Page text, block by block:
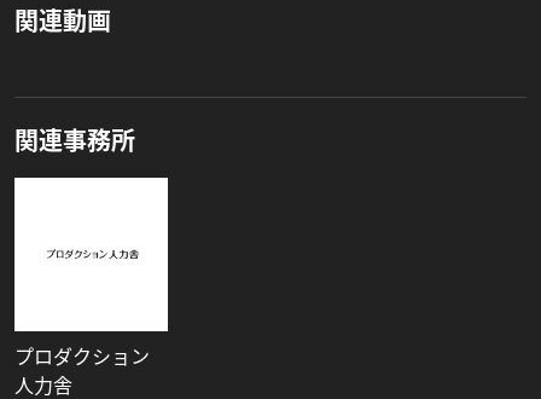
関連動画
関連事務所
プロダクション
人力舎